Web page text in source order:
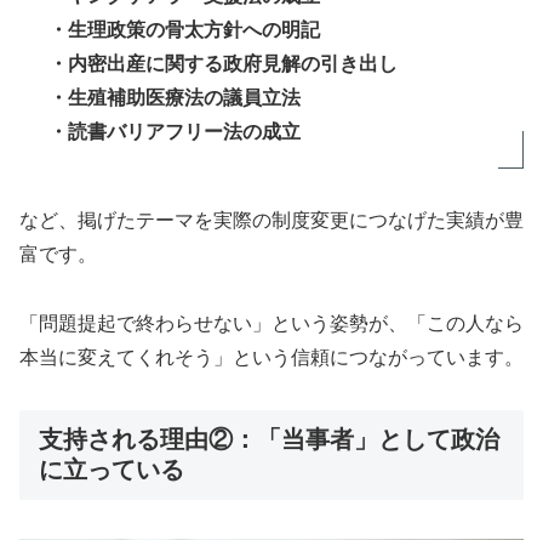
・生理政策の骨太方針への明記
・内密出産に関する政府見解の引き出し
・生殖補助医療法の議員立法
・読書バリアフリー法の成立
など、掲げたテーマを実際の制度変更につなげた実績が豊
富です。
「問題提起で終わらせない」という姿勢が、「この人なら
本当に変えてくれそう」という信頼につながっています。
支持される理由②：「当事者」として政治
に立っている